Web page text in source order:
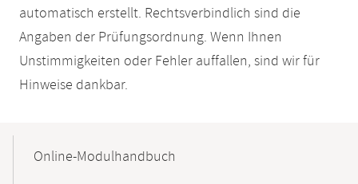
automatisch erstellt. Rechtsverbindlich sind die
Angaben der Prüfungsordnung. Wenn Ihnen
Unstimmigkeiten oder Fehler auffallen, sind wir für
Hinweise dankbar.
NavigationOnline-Modulhandbuch